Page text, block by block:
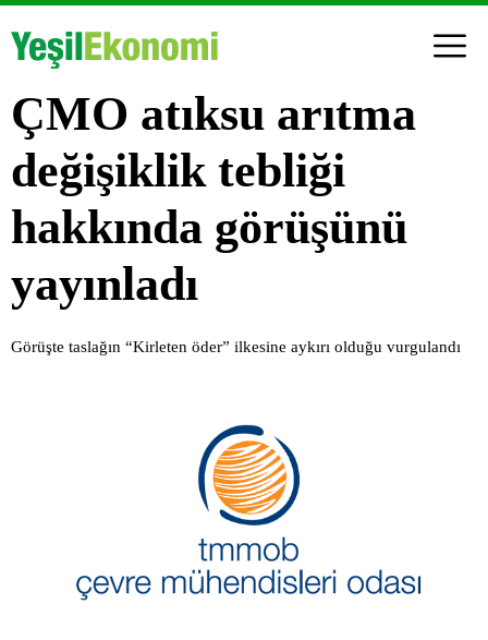
ÇMO atıksu arıtma
değişiklik tebliği
hakkında görüşünü
yayınladı
Görüşte taslağın “Kirleten öder” ilkesine aykırı olduğu vurgulandı